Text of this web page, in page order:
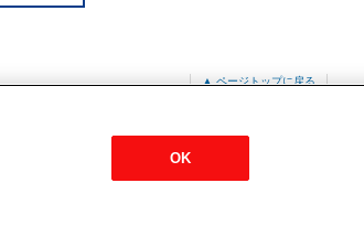
▲ ページトップに戻る
PU-CRMP63KA4
OK